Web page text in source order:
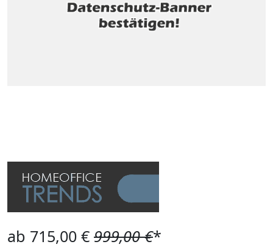
ab 715,00 € 999,00 €*